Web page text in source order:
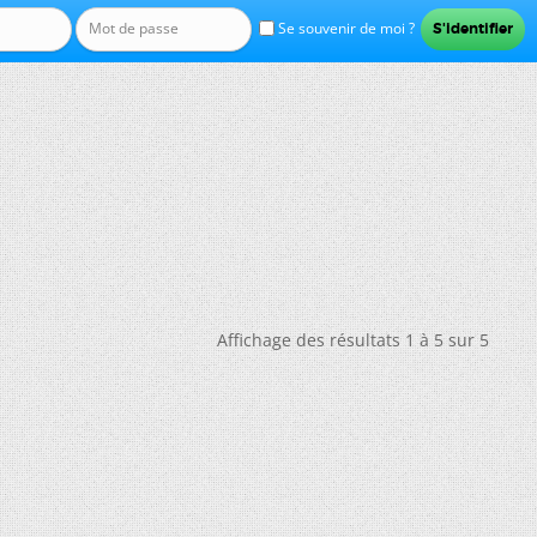
Se souvenir de moi ?
Affichage des résultats 1 à 5 sur 5